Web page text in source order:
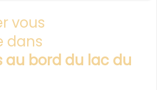
vous
dans
au bord du lac du